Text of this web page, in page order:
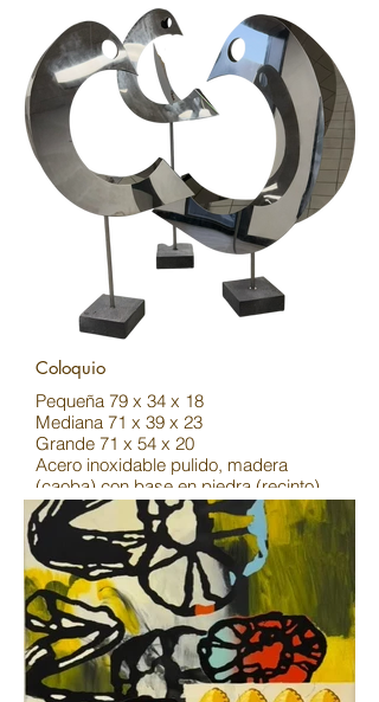
Coloquio
Pequeña 79 x 34 x 18
Mediana 71 x 39 x 23
Grande 71 x 54 x 20
Acero inoxidable pulido, madera
(caoba) con base en piedra (recinto)